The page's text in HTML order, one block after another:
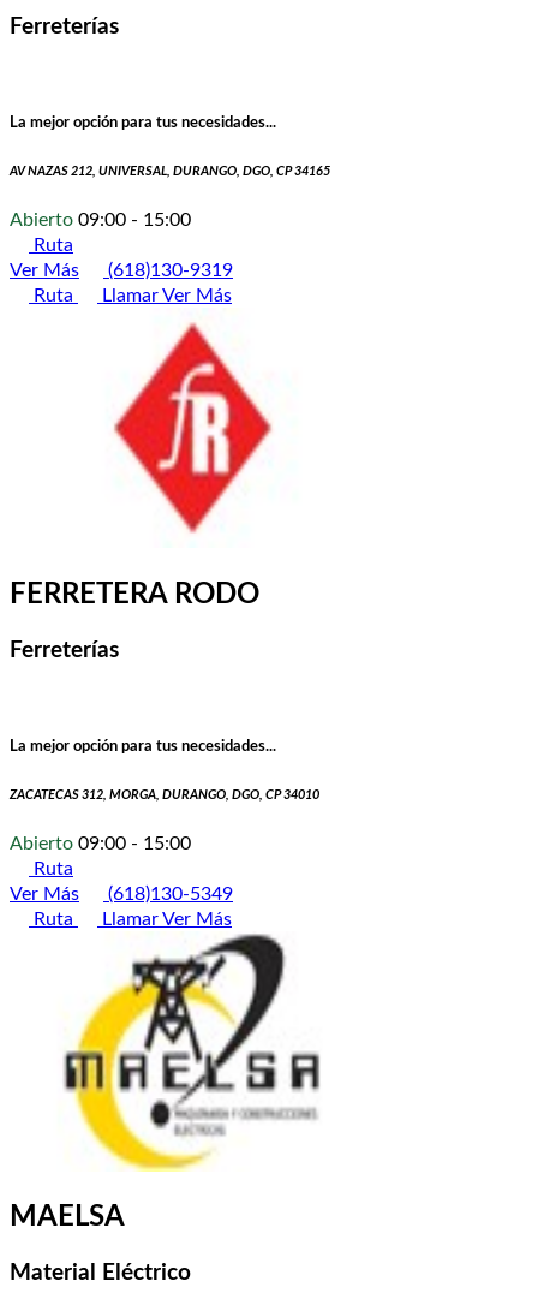
Ferreterías
La mejor opción para tus necesidades...
AV NAZAS 212, UNIVERSAL, DURANGO, DGO, CP 34165
Abierto 09:00 - 15:00
Ruta
Ver Más
(618)130-9319
Ruta
LlamarVer Más
FERRETERA RODO
Ferreterías
La mejor opción para tus necesidades...
ZACATECAS 312, MORGA, DURANGO, DGO, CP 34010
Abierto 09:00 - 15:00
Ruta
Ver Más
(618)130-5349
Ruta
LlamarVer Más
MAELSA
Material Eléctrico